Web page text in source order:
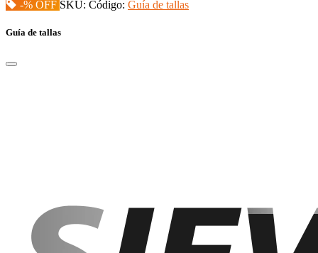
-% OFF SKU: Código: Guía de tallas
Guía de tallas